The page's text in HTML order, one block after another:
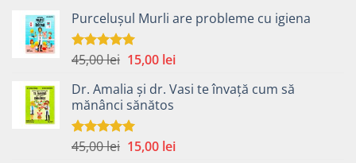
Purcelușul Murli are probleme cu igiena
Evaluat la
45,00lei Prețul
a
fost:
45,00 lei.
15,00 leiPrețul
este:
Dr. Amalia și dr. Vasi te învață cum să
mănânci sănătos
Evaluat la
45,00lei Prețul
15,00 leiPrețul